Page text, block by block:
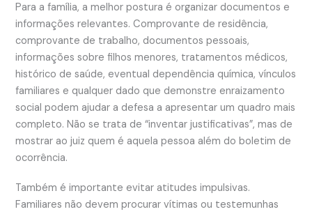
Para a família, a melhor postura é organizar documentos e
informações relevantes. Comprovante de residência,
comprovante de trabalho, documentos pessoais,
informações sobre filhos menores, tratamentos médicos,
histórico de saúde, eventual dependência química, vínculos
familiares e qualquer dado que demonstre enraizamento
social podem ajudar a defesa a apresentar um quadro mais
completo. Não se trata de “inventar justificativas”, mas de
mostrar ao juiz quem é aquela pessoa além do boletim de
ocorrência.
Também é importante evitar atitudes impulsivas.
Familiares não devem procurar vítimas ou testemunhas